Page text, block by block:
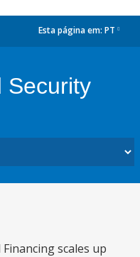
Esta página em: PT
Security
scales up